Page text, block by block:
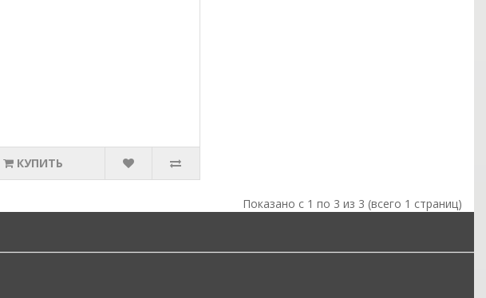
КУПИТЬ
Показано с 1 по 3 из 3 (всего 1 страниц)